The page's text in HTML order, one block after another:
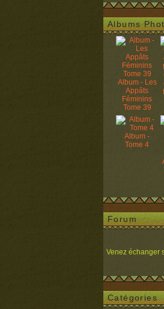
Albums
Album - Les
Appâts
Féminins
Tome 39
Album -
Tome 4
Forum
Venez échanger
Catégories